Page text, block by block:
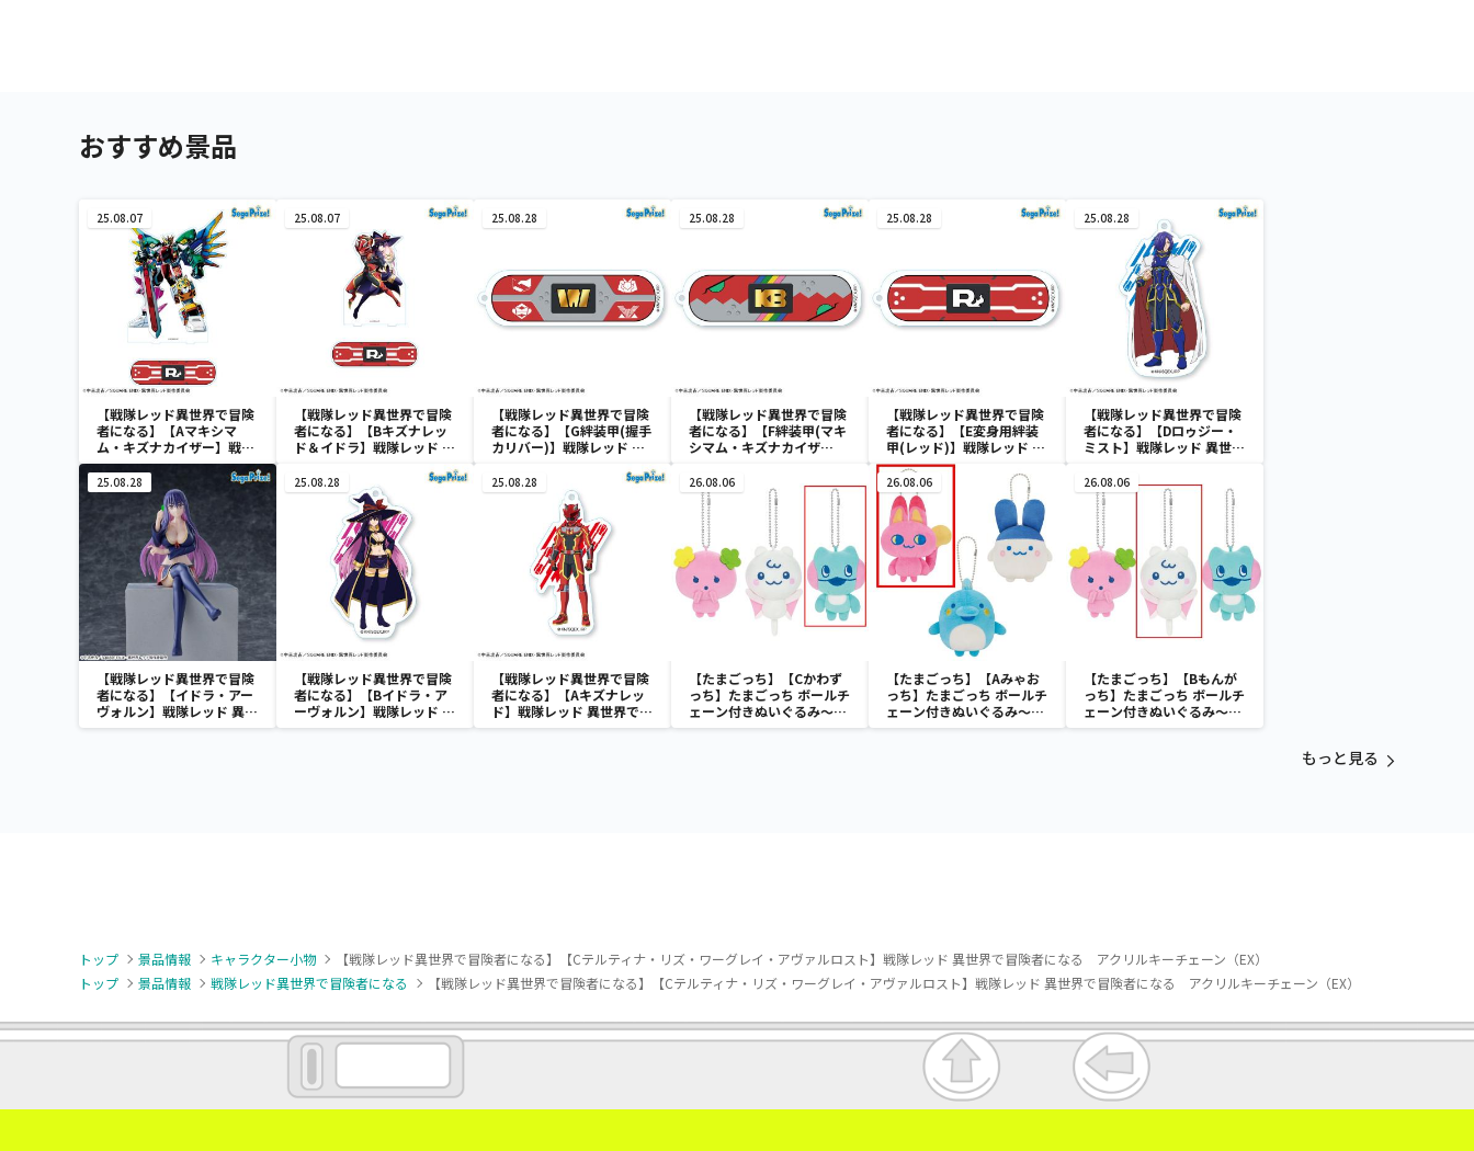
おすすめ景品
25.08.07
【戦隊レッド異世界で冒険
者になる】【Aマキシマ
ム・キズナカイザー】戦隊
レッド 異世界で冒険者にな
る [PtZ]ビッグアクリル
スタンド
25.08.07
【戦隊レッド異世界で冒険
者になる】【Bキズナレッ
ド＆イドラ】戦隊レッド 異
[PtZ]ビッグアクリルスタ
ンド
25.08.28
【戦隊レッド異世界で冒険
者になる】【G絆装甲(握手
カリバー)】戦隊レッド 異
リルキーチェーン（EX）
25.08.28
【戦隊レッド異世界で冒険
者になる】【F絆装甲(マキ
シマム・キズナカイザ
冒険者になる アクリルキ
ーチェーン（EX）
25.08.28
【戦隊レッド異世界で冒険
者になる】【E変身用絆装
甲(レッド)】戦隊レッド 異
世界で冒険者になる アク
リルキーチェーン（EX）
25.08.28
【戦隊レッド異世界で冒険
者になる】【Dロゥジー・
ミスト】戦隊レッド 異世界
キーチェーン（EX）
25.08.28
【戦隊レッド異世界で冒険
者になる】【イドラ・アー
ヴォルン】戦隊レッド 異世
界で冒険者になる ちょこ
25.08.28
【戦隊レッド異世界で冒険
者になる】【Bイドラ・ア
ーヴォルン】戦隊レッド 異
世界で冒険者になる アク
25.08.28
【戦隊レッド異世界で冒険
者になる】【Aキズナレッ
ド】戦隊レッド 異世界で冒
険者になる アクリルキー
26.08.06
【たまごっち】【Cかわず
っち】たまごっち ボールチ
ェーン付きぬいぐるみ～
Tamagotchi Paradise～
26.08.06
【たまごっち】【Aみゃお
っち】たまごっち ボールチ
ェーン付きぬいぐるみ～
Tamagotchi Paradise～
26.08.06
【たまごっち】【Bもんが
っち】たまごっち ボールチ
ェーン付きぬいぐるみ～
Tamagotchi Paradise～
もっと見る
トップ 景品情報 キャラクター小物
【戦隊レッド異世界で冒険者になる】【Cテルティナ・リズ・ワーグレイ・アヴァルロスト】戦隊レッド 異世界で冒険者になる アクリルキーチェーン（EX）
トップ
景品情報 戦隊レッド異世界で冒険者になる 【戦隊レッド異世界で冒険者になる】【Cテルティナ・リズ・ワーグレイ・アヴァルロスト】戦隊レッド 異世界で冒険者になる アクリルキーチェーン（EX）